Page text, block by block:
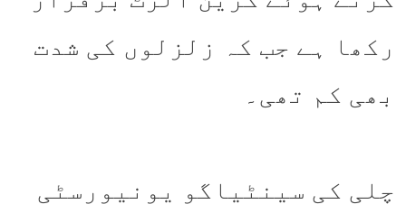
رکھا ہے جب کہ زلزلوں کی شدت
بھی کم تھی۔
چلی کی سینٹیاگو یونیورسٹی